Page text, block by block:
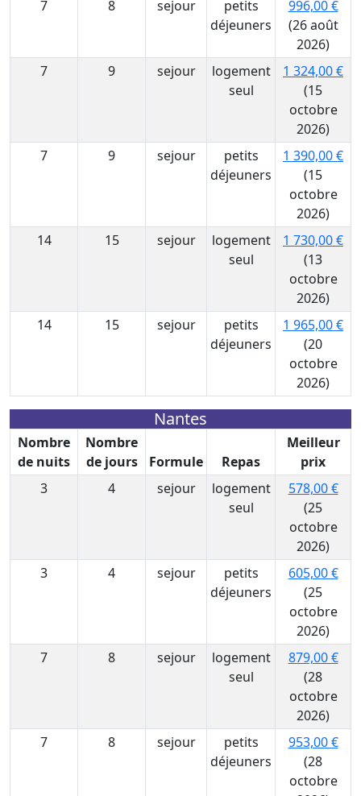
7
8 sejour
petits
déjeuners
996,00 €
(26 août
2026)
7
9 sejour
logement
seul
1 324,00 €
(15
octobre
2026)
7
9 sejour
petits
déjeuners
1 390,00 €
(15
octobre
2026)
14
15 sejour
logement
seul
1 730,00 €
(13
octobre
2026)
14
15 sejour
petits
déjeuners
1 965,00 €
(20
octobre
2026)
Nantes
Nombre
de nuits
Nombre
de jours
Formule Repas
Meilleur
prix
3
4 sejour
logement
seul
578,00 €
(25
octobre
2026)
3
4 sejour
petits
déjeuners
605,00 €
(25
octobre
2026)
7
8 sejour
logement
seul
879,00 €
(28
octobre
2026)
7
8 sejour
petits
déjeuners
953,00 €
(28
octobre